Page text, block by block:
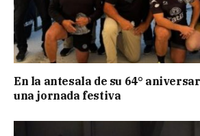
En la antesala de su 64°
una jornada festiva